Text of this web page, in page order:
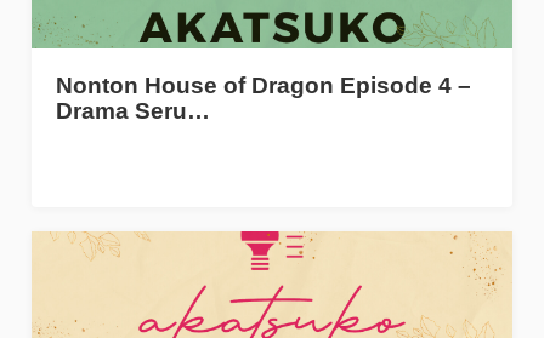
Nonton House of Dragon Episode 4 –
Drama Seru…